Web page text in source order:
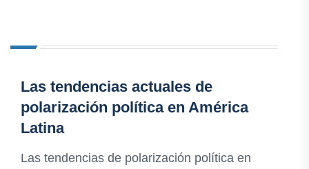
Las tendencias actuales de
polarización política en América
Latina
Las tendencias de polarización política en